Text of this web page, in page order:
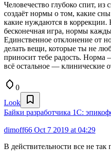
Человечество глубоко спит, из
создаёт нормы о том, какие
какие нуждаются в
бесконечная игра, нормы
Единственное отклонение от
делать вещи, которые ты не
приносит тебе радость. Норма
всё остальное — клинические
0
Look
Байки разработчика 1C:
dimoff66 Oct 7 2019 at 04:29
В действительности все не так